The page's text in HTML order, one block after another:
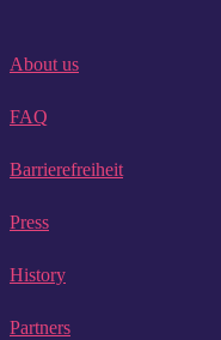
About us
FAQ
Barrierefreiheit
Press
History
Partners